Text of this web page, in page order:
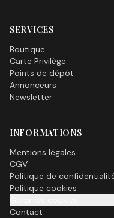
SERVICES
Boutique
Carte Privilège
Points de dépôt
Annonceurs
Newsletter
INFORMATIONS
Mentions légales
CGV
Politique de
Politique cookies
Contact